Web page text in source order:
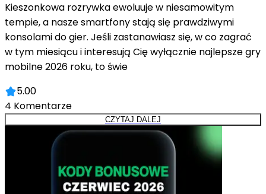
Kieszonkowa rozrywka ewoluuje w niesamowitym
tempie, a nasze smartfony stają się prawdziwymi
konsolami do gier. Jeśli zastanawiasz się, w co zagrać
w tym miesiącu i interesują Cię wyłącznie najlepsze gry
mobilne 2026 roku, to świe
5.00
4 Komentarze
CZYTAJ DALEJ